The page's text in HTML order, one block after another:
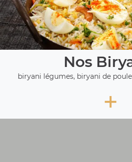
Nos
biryani légumes, biryani de
+